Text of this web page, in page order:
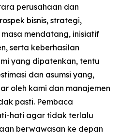
perusahaan dan
bisnis, strategi,
mendatang, inisiatif
serta keberhasilan
yang dipatenkan, tentu
dan asumsi yang,
oleh kami dan manajemen
pasti. Pembaca
hati agar tidak terlalu
berwawasan ke depan